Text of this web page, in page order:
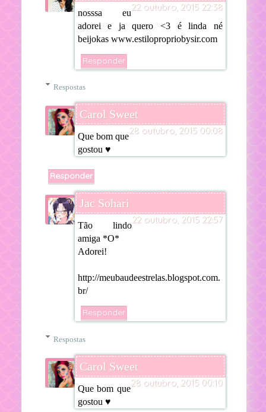
22 outubro, 2015 22:38
nosssa eu
adorei e ja quero <3 é linda né
beijokas www.estilopropriobysir.com
Responder
Respostas
Carol Sweet
28 outubro, 2015 00:08
Que bom que
gostou ♥
Responder
Jac Sohari
22 outubro, 2015 22:57
Tão lindo
amiga *O*
Adorei!
http://meubaudeestrelas.blogspot.com.
br/
Responder
Respostas
Carol Sweet
28 outubro, 2015 00:10
Que bom que
gostou ♥